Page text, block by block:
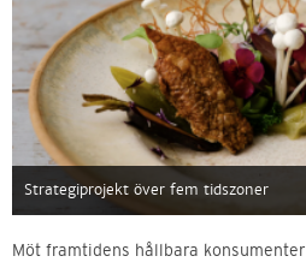
Strategiprojekt över fem tidszoner
Möt framtidens hållbara konsumenter